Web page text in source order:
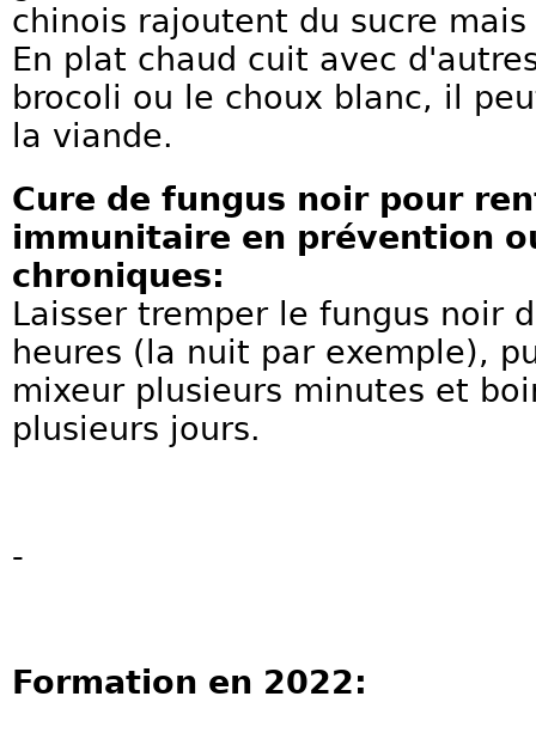
chinois rajoutent du sucre
En plat chaud cuit avec
brocoli ou le choux blanc, il
la viande.
Cure de fungus noir pour
immunitaire en prévention
chroniques:
Laisser tremper le fungus noir
heures (la nuit par exemple),
mixeur plusieurs minutes et
plusieurs jours.
-
Formation en 2022: